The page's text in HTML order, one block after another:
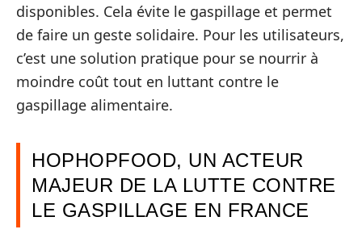
disponibles. Cela évite le gaspillage et permet
de faire un geste solidaire. Pour les utilisateurs,
c’est une solution pratique pour se nourrir à
moindre coût tout en luttant contre le
gaspillage alimentaire.
HOPHOPFOOD, UN ACTEUR
MAJEUR DE LA LUTTE CONTRE
LE GASPILLAGE EN FRANCE